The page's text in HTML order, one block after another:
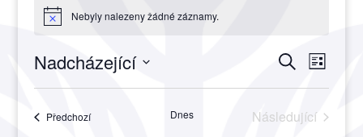
Notice Nebyly nalezeny žádné záznamy.
a
Hledat
pro
Akce
Seznam
Nadcházející
PředchozíAkce Dnes
Následující